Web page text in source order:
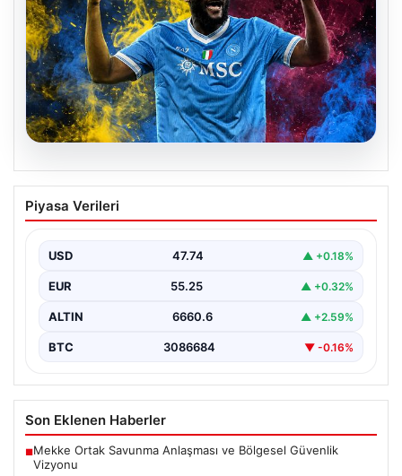
07.08.2026
Fenerbahçe’nin İstediği Lukaku’yu
Trabzonspor da Takip Ediyor: Yeni
İtalya Serie A'da Napoli forması giyen ve takımda
Piyasa Verileri
USD 47.74 ▲ +0.18%
EUR 55.25 ▲ +0.32%
ALTIN 6660.6 ▲ +2.59%
BTC 3086684 ▼ -0.16%
Son Eklenen Haberler
■Mekke Ortak Savunma Anlaşması ve Bölgesel Güvenlik
Vizyonu